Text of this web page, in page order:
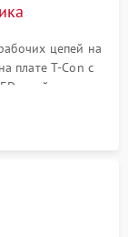
цепей на
плате T-Con с
драйвера и